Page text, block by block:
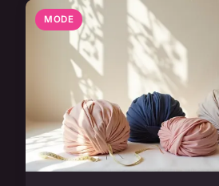
MODE